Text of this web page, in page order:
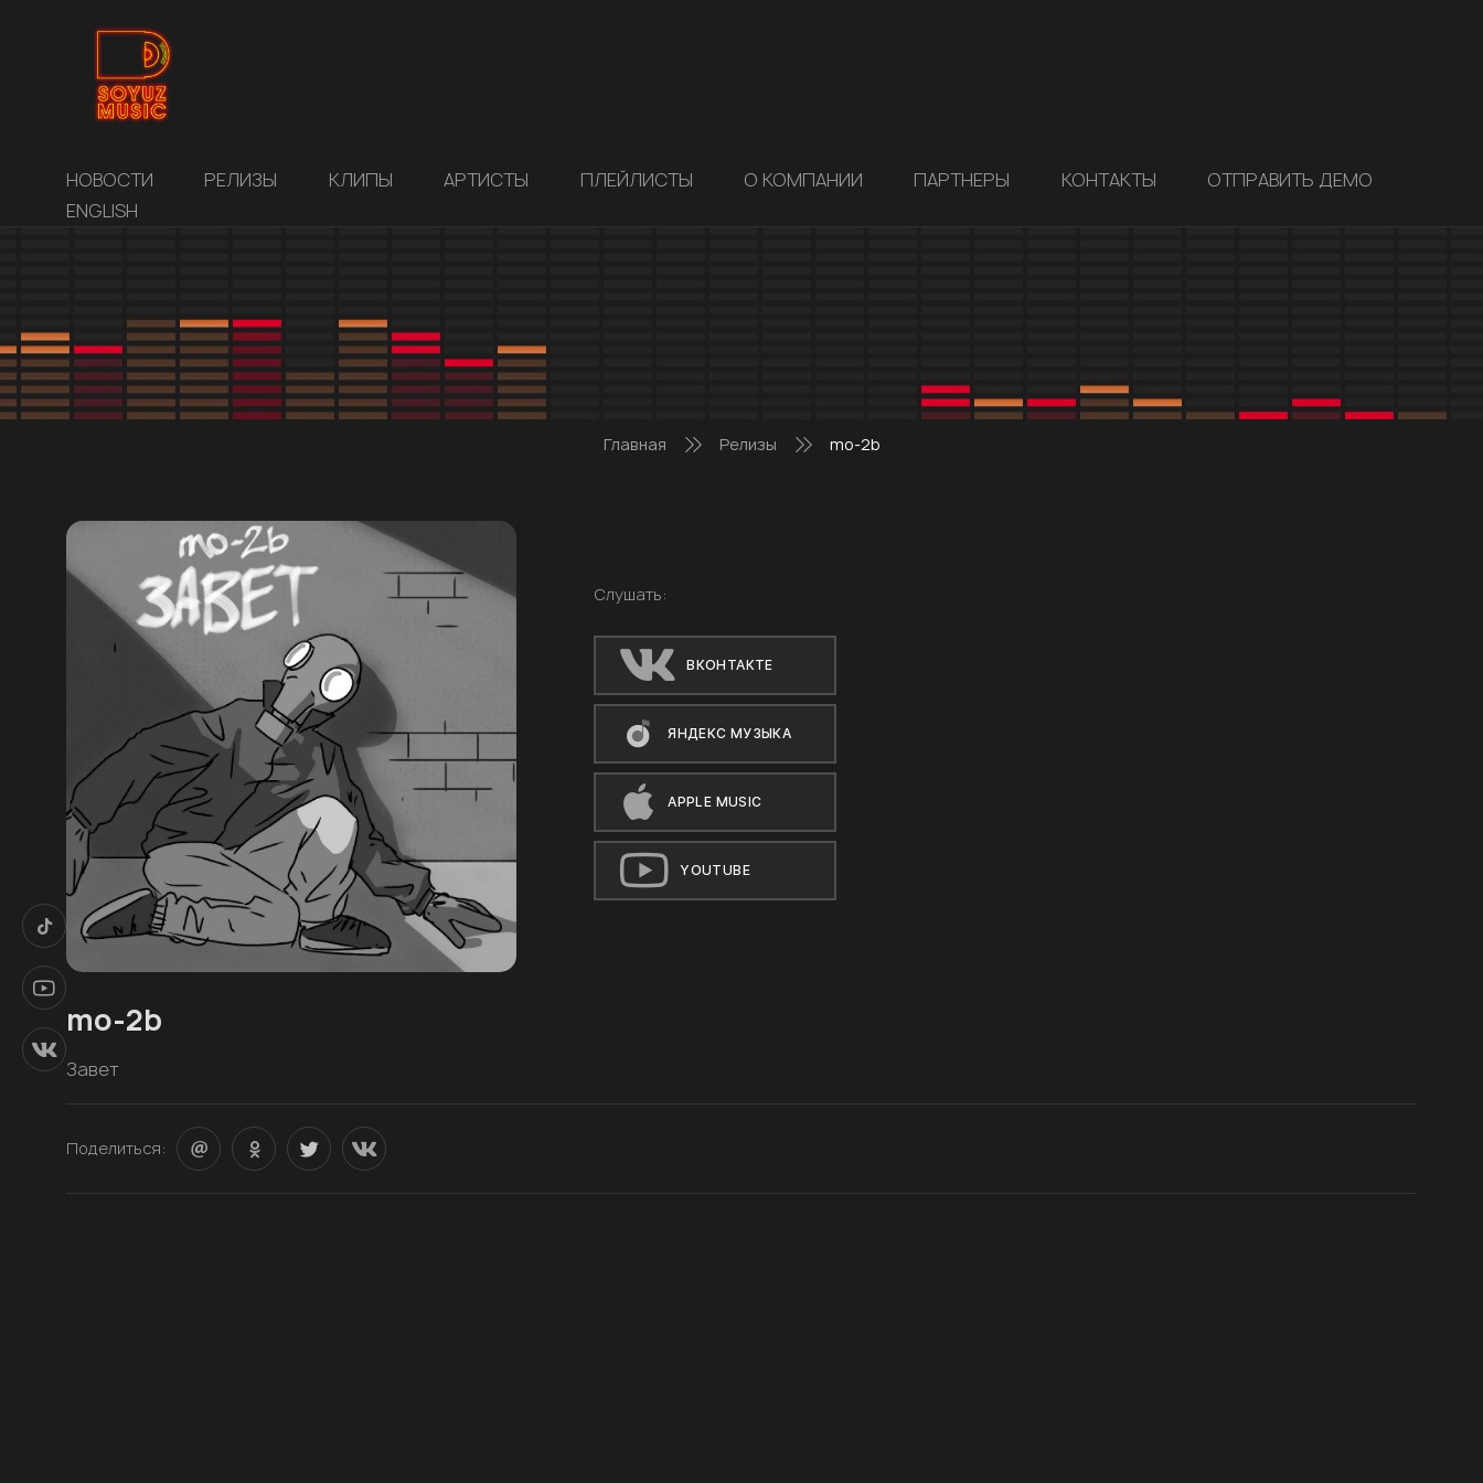
НОВОСТИ РЕЛИЗЫ КЛИПЫ АРТИСТЫ ПЛЕЙЛИСТЫ О КОМПАНИИ ПАРТНЕРЫ КОНТАКТЫ
ОТПРАВИТЬ ДЕМО
ENGLISH
Главная Релизы mo-2b
Слушать:
ВКОНТАКТЕ
ЯНДЕКС МУЗЫКА
APPLE MUSIC
YOUTUBE
mo-2b
Завет
Поделиться: